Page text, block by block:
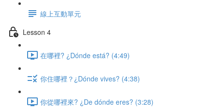
線上互動單元
Lesson 4
在哪裡? ¿Dónde está? (4:49)
你住哪裡？¿Dónde vives? (4:38)
你從哪裡來? ¿De dónde eres? (3:28)